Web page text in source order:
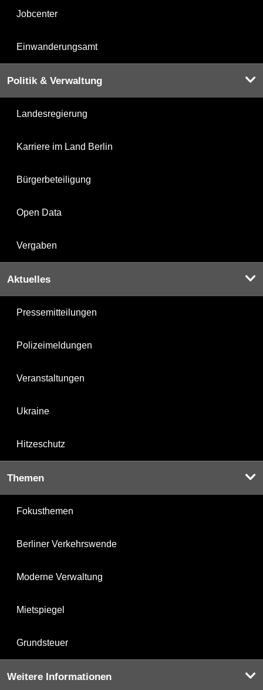
Jobcenter
Einwanderungsamt
Politik & Verwaltung
Landesregierung
Karriere im Land Berlin
Bürgerbeteiligung
Open Data
Vergaben
Aktuelles
Pressemitteilungen
Polizeimeldungen
Veranstaltungen
Ukraine
Hitzeschutz
Themen
Fokusthemen
Berliner Verkehrswende
Moderne Verwaltung
Mietspiegel
Grundsteuer
Weitere Informationen